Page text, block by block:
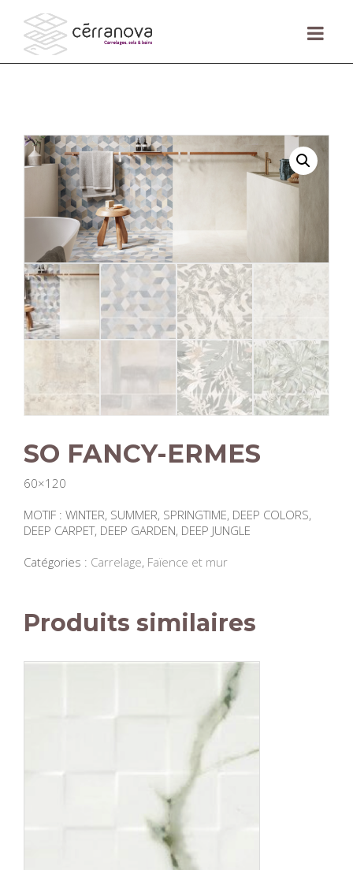
SO FANCY-ERMES
60×120
MOTIF : WINTER, SUMMER, SPRINGTIME, DEEP COLORS,
DEEP CARPET, DEEP GARDEN, DEEP JUNGLE
Catégories : Carrelage, Faïence et mur
Produits similaires